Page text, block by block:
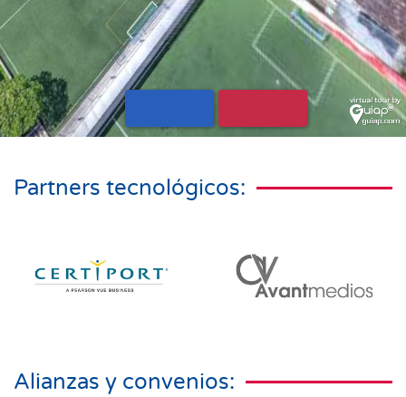
Partners tecnológicos:
Alianzas y convenios: